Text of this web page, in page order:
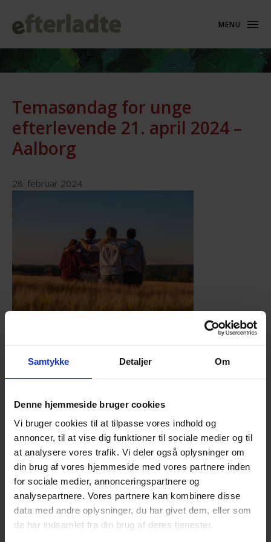
Samtykke Detaljer Om
Denne hjemmeside bruger cookies
Vi bruger cookies til at tilpasse vores indhold og
annoncer, til at vise dig funktioner til sociale medier og til
at analysere vores trafik. Vi deler også oplysninger om
din brug af vores hjemmeside med vores partnere inden
for sociale medier, annonceringspartnere og
analysepartnere. Vores partnere kan kombinere disse
data med andre oplysninger, du har givet dem, eller som
de har indsamlet fra din brug af deres tjenester.
MENU
Temasøndag for unge
efterlevende 21. april 2024 –
Aalborg
28. februar 2024
emasøndag
for unge(ca. 16-28 år)søndag d. 21. april, kl. 14.00 –
16 .00, De Frivilliges Hus, Hadsundvej 35, 1. sal, 9000
deltage!
Denne gang handler vores temasøndag for unge om
at miste en nær ven.
Vi får besøg af Mette
Post,som mistede sin
bedste veninde Nina til
selvmord i 2015. De to
piger lærte at kende